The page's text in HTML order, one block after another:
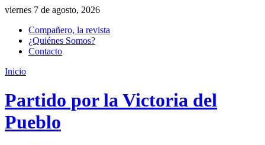
viernes 7 de agosto, 2026
Compañero, la revista
¿Quiénes Somos?
Contacto
Inicio
Partido por la Victoria del
Pueblo